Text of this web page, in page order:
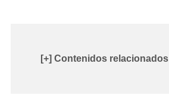
[+] Contenidos relacionados